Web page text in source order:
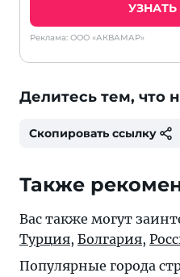
Реклама: ООО «АКВАМАР»
Делитесь тем, что
Скопировать ссылку
Также
Вас также могут
Турция, Болгария,
Популярные города